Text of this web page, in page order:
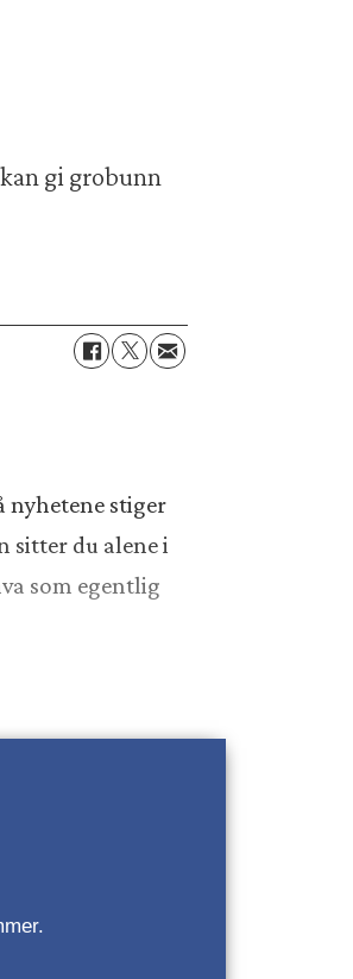
gi grobunn
nyhetene stiger
sitter du alene i
som egentlig